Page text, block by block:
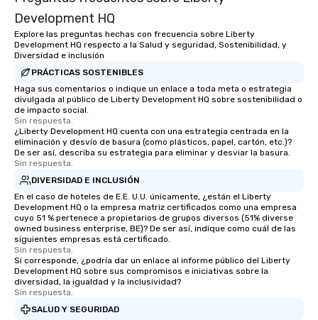
Development HQ
Explore las preguntas hechas con frecuencia sobre Liberty
Development HQ respecto a la Salud y seguridad, Sostenibilidad, y
Diversidad e inclusión
PRÁCTICAS SOSTENIBLES
Haga sus comentarios o indique un enlace a toda meta o estrategia
divulgada al público de Liberty Development HQ sobre sostenibilidad o
de impacto social.
Sin respuesta.
¿Liberty Development HQ cuenta con una estrategia centrada en la
eliminación y desvío de basura (como plásticos, papel, cartón, etc.)?
De ser así, describa su estrategia para eliminar y desviar la basura.
Sin respuesta.
DIVERSIDAD E INCLUSIÓN
En el caso de hoteles de E.E. U.U. únicamente, ¿están el Liberty
Development HQ o la empresa matriz certificados como una empresa
cuyo 51 % pertenece a propietarios de grupos diversos (51% diverse
owned business enterprise, BE)? De ser así, indique como cuál de las
siguientes empresas está certificado.
Sin respuesta.
Si corresponde, ¿podría dar un enlace al informe público del Liberty
Development HQ sobre sus compromisos e iniciativas sobre la
diversidad, la igualdad y la inclusividad?
Sin respuesta.
SALUD Y SEGURIDAD